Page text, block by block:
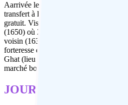
Aarrivée le matin. Rencontre avec un
transfert à l’hôtel. Chambre disponible
gratuit. Visite de l’après-midi à Old
(1650) où 25 000 personnes peuvent
voisin (1630), visible uniquement de
forteresse des empereurs de la
Ghat (lieu où Ghandi a été incinéré) et
marché bondé de Chandni Chowk.
JOUR 3 : Delhi –